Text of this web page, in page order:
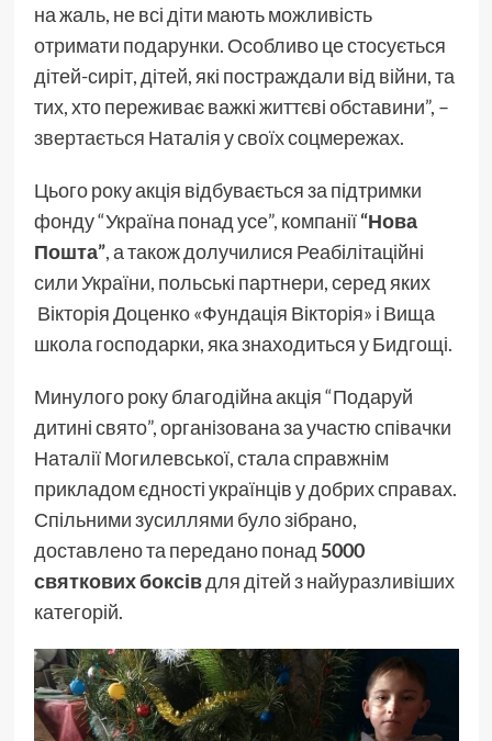
на жаль, не всі діти мають можливість
отримати подарунки. Особливо це стосується
дітей-сиріт, дітей, які постраждали від війни, та
тих, хто переживає важкі життєві обставини”, –
звертається Наталія у своїх соцмережах.
Цього року акція відбувається за підтримки
фонду “Україна понад усе”, компанії“Нова
Пошта”, а також долучилися Реабілітаційні
сили України, польські партнери, серед яких
Вікторія Доценко «Фундація Вікторія» і Вища
школа господарки, яка знаходиться у Бидгощі.
Минулого року благодійна акція “Подаруй
дитині свято”, організована за участю співачки
Наталії Могилевської, стала справжнім
прикладом єдності українців у добрих справах.
Спільними зусиллями було зібрано,
доставлено та передано понад 5000
святкових боксівдля дітей з найуразливіших
категорій.